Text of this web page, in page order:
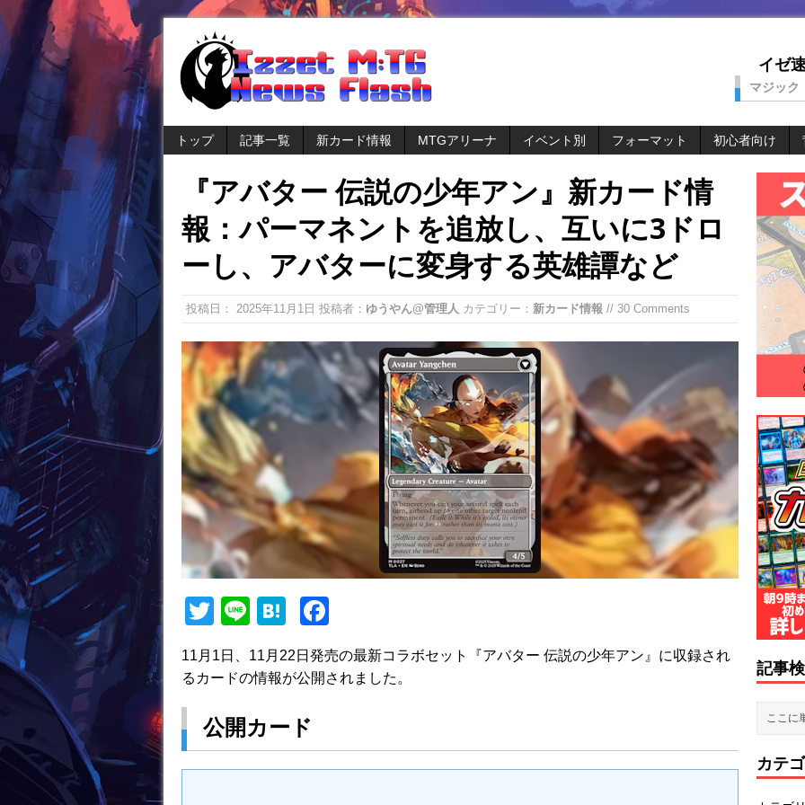
イゼ
マジック
トップ 記事一覧 新カード情報 MTGアリーナ イベント別 フォーマット 初心者向け
『アバター 伝説の少年アン』新カード情
報：パーマネントを追放し、互いに3ドロ
ーし、アバターに変身する英雄譚など
投稿日： 2025年11月1日 投稿者： ゆうやん@管理人 カテゴリー： 新カード情報 // 30 Comments
T
itt
Li
e
H
e
a
a
c
o
11月1日、11月22日発売の最新コラボセット『アバター 伝説の少年アン』に収録され
るカードの情報が公開されました。
公開カード
記事
カテ